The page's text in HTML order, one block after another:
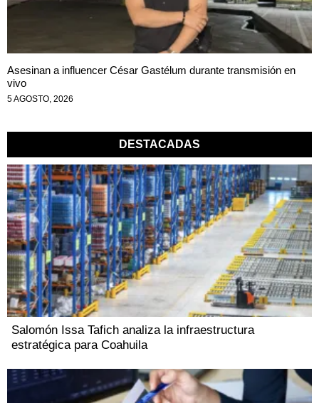
Asesinan a influencer César Gastélum durante transmisión en
vivo
5 AGOSTO, 2026
DESTACADAS
Salomón Issa Tafich analiza la infraestructura
estratégica para Coahuila